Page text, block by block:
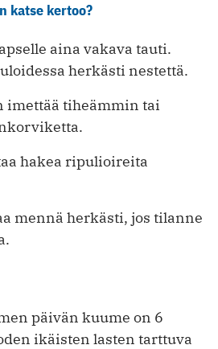
katse kertoo?
aina vakava tauti.
herkästi nestettä.
imettää tiheämmin tai
hakea ripulioireita
mennä herkästi, jos tilanne
päivän kuume on 6
ikäisten lasten tarttuva